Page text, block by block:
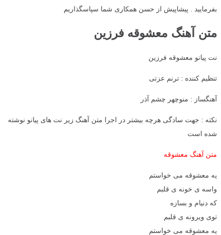
بفرمایید . پیشاپیش از حسن همکاری شما سپاسگذاریم
متن آهنگ معشوقه فرزین
نت پیانو معشوقه فرزین
تنظیم کننده : ترنم عزتی
آهنگساز : منوچهر چشم آذر
نکته : جهت سادگی هرچه بیشتر در اجرا متن آهنگ زیر نت های پیانو نوشته
شده است
متن آهنگ معشوقه
یه معشوقه می خواستم
واسه ی خونه ی قلبم
که دنیام و بسازه
توی ویرونه ی قلبم
یه معشوقه می خواستم